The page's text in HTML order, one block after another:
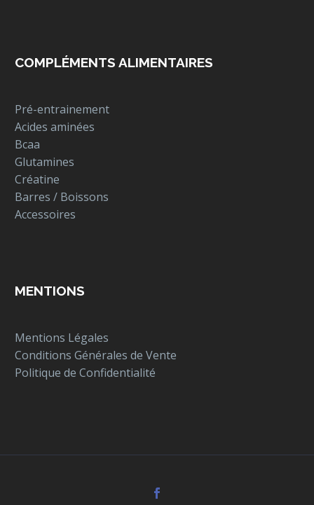
COMPLÉMENTS ALIMENTAIRES
Pré-entrainement
Acides aminées
Bcaa
Glutamines
Créatine
Barres / Boissons
Accessoires
MENTIONS
Mentions Légales
Conditions Générales de Vente
Politique de Confidentialité